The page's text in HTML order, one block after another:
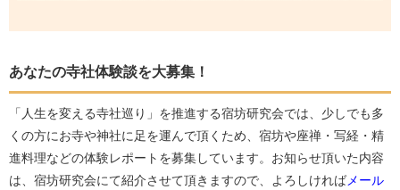
あなたの寺社体験談を大募集！
「人生を変える寺社巡り」を推進する宿坊研究会では、少しでも多
くの方にお寺や神社に足を運んで頂くため、宿坊や座禅・写経・精
進料理などの体験レポートを募集しています。お知らせ頂いた内容
は、宿坊研究会にて紹介させて頂きますので、よろしければ メール